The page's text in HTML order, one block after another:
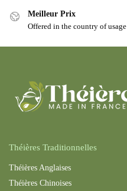
Meilleur Prix
Offered in the country of usage
Théières Traditionnelles
Théières Anglaises
Théières Chinoises